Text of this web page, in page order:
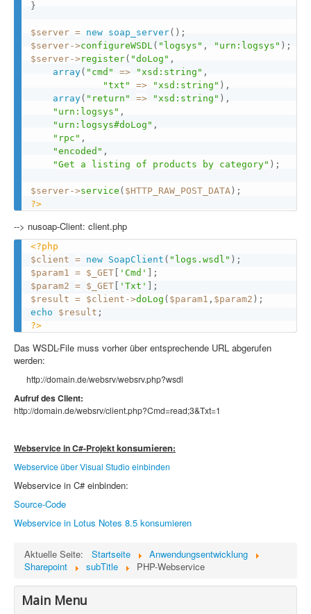
}
$server = new soap_server( ) ;
$server->configureWSDL( "logsys" , "urn:logsys" ) ;
$server->register( "doLog" ,
array( "cmd" => "xsd:string" ,
"txt"
=> "xsd:string" ) ,
array( "return" => "xsd:string" ) ,
"urn:logsys" ,
"urn:logsys#doLog" ,
"rpc" ,
"encoded" ,
"Get a listing of products by category" ) ;
$server->service ( $HTTP_RAW_POST_DATA ) ;
?>
--> nusoap-Client: client.php
<?php
$client = new SoapClient ( "logs.wsdl" ) ;
$param1 = $_GET 'Cmd'
;
$param2 = $_GET 'Txt'
;
$result = $client ->doLog ( $param1 , $param2 ) ;
echo
$result ;
?>
Das WSDL-File muss vorher über entsprechende URL abgerufen
werden:
http://domain.de/websrv/websrv.php?wsdl
Aufruf des Client:
http://domain.de/websrv/client.php?Cmd=read;3&Txt=1
Webservice in C#-Projektkonsumieren:
Webservice über Visual Studio einbinden
Webservice in C# einbinden:
Source-Code
Webservice in Lotus Notes 8.5 konsumieren
Aktuelle Seite: Startseite
Anwendungsentwicklung
Sharepoint
subTitle PHP-Webservice
Main Menu